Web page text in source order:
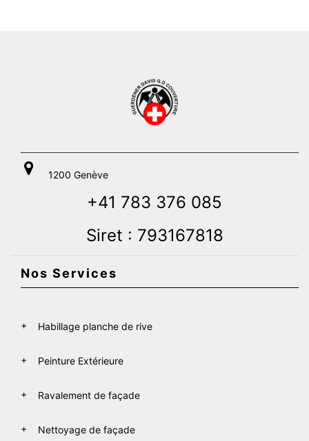
1200 Genève
+41 783 376 085
Siret : 793167818
Nos Services
Habillage planche de rive
Peinture Extérieure
Ravalement de façade
Nettoyage de façade